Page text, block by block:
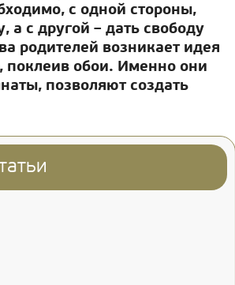
с одной стороны,
а с другой – дать свободу
родителей возникает идея
поклеив обои. Именно они
позволяют создать